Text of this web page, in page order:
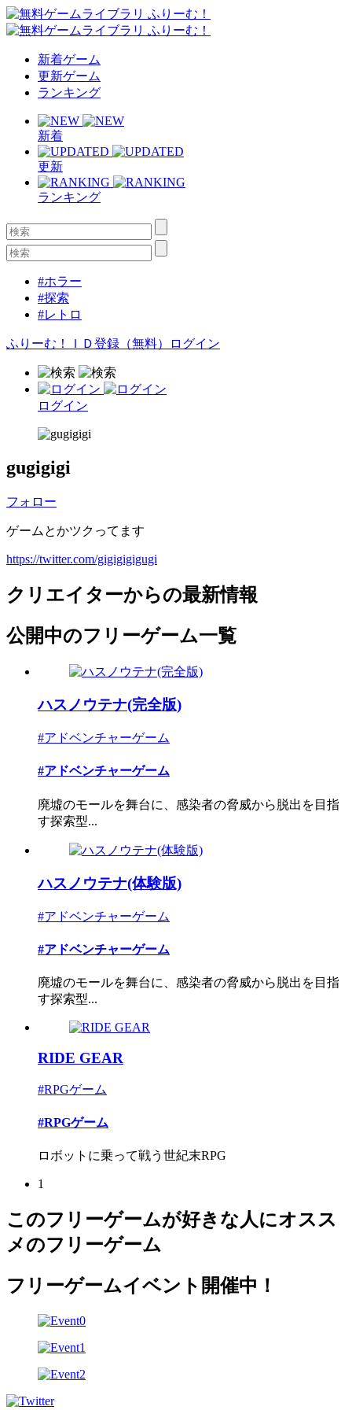
新着ゲーム
更新ゲーム
ランキング
新着
更新
ランキング
#ホラー
#探索
#レトロ
ふりーむ！ＩＤ登録（無料） ログイン
ログイン
gugigigi
フォロー
ゲームとかツクってます
https://twitter.com/gigigigigugi
クリエイターからの最新情報
公開中のフリーゲーム一覧
ハスノウテナ(完全版)
#アドベンチャーゲーム
#アドベンチャーゲーム
廃墟のモールを舞台に、感染者の脅威から脱出を目指
す探索型...
ハスノウテナ(体験版)
#アドベンチャーゲーム
#アドベンチャーゲーム
廃墟のモールを舞台に、感染者の脅威から脱出を目指
す探索型...
RIDE GEAR
#RPGゲーム
#RPGゲーム
ロボットに乗って戦う世紀末RPG
1
このフリーゲームが好きな人にオスス
メのフリーゲーム
フリーゲームイベント開催中！